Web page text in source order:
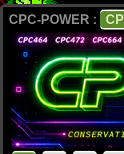
CPC-POWER :